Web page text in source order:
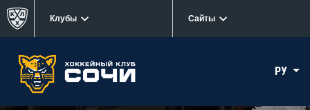
Клубы Сайты
РУ